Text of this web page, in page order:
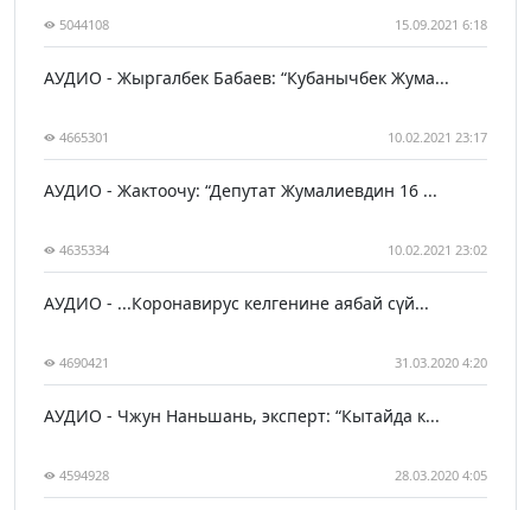
5044108 15.09.2021 6:18
АУДИО - Жыргалбек Бабаев: “Кубанычбек Жума...
4665301 10.02.2021 23:17
АУДИО - Жактоочу: “Депутат Жумалиевдин 16 ...
4635334 10.02.2021 23:02
АУДИО - ...Коронавирус келгенине аябай сүй...
4690421 31.03.2020 4:20
АУДИО - Чжун Наньшань, эксперт: “Кытайда к...
4594928 28.03.2020 4:05